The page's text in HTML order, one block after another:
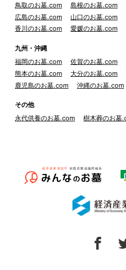
鳥取のお墓.com
島根のお墓.com
広島のお墓.com
山口のお墓.com
香川のお墓.com
愛媛のお墓.com
九州・沖縄
福岡のお墓.com
佐賀のお墓.com
熊本のお墓.com
大分のお墓.com
鹿児島のお墓.com
沖縄のお墓.com
その他
永代供養のお墓.com
樹木葬のお墓